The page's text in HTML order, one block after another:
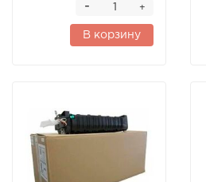
+
-
В корзину